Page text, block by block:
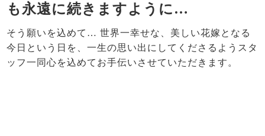
も永遠に続きますように…
そう願いを込めて… 世界一幸せな、美しい花嫁となる
今日という日を、一生の思い出にしてくださるようスタ
ッフ一同心を込めてお手伝いさせていただきます。